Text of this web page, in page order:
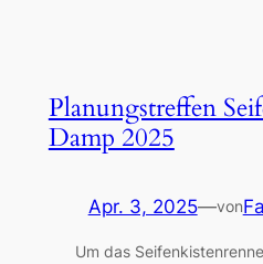
Planungstreffen
Damp 2025
Apr. 3, 2025—von
Um das